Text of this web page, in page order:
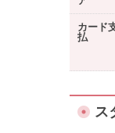
カード
払
ス